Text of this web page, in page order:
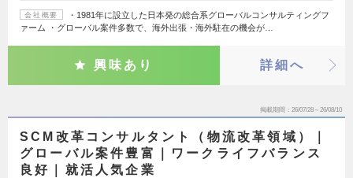
会社概要
・1981年に設立した日本発の総合系グローバルコンサルティングフ
ァーム ・グローバル案件多数で、海外出張・海外駐在の機会が…
興味あり 詳細へ
掲載期間 26/07/28～26/08/10
SCM改革コンサルタント（物流改革領域）｜
グローバル案件豊富｜ワークライフバランス
良好｜就活人気企業